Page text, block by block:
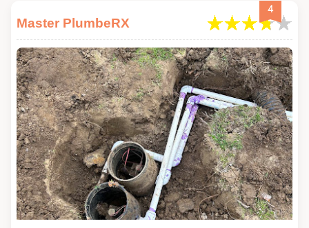
4
Master PlumbeRX